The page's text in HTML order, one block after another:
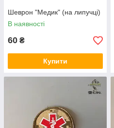
Шеврон "Медик" (на липучці)
В наявності
60 ₴
Купити